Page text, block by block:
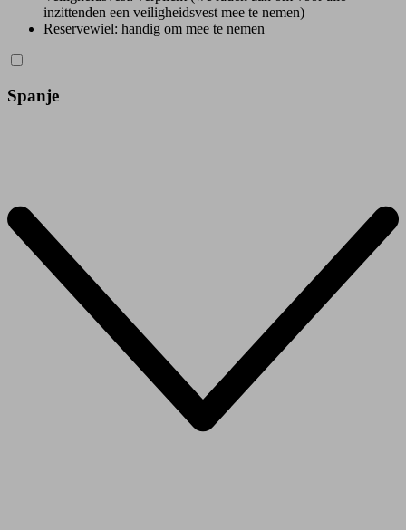
inzittenden een veiligheidsvest mee te nemen)
Reservewiel: handig om mee te nemen
Spanje